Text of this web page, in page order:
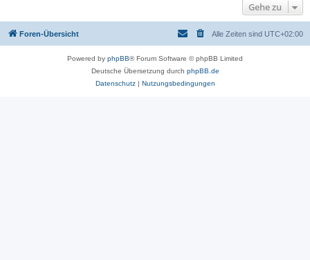
Gehe zu
Foren-Übersicht Alle Zeiten sind UTC+02:00
Powered by phpBB® Forum Software © phpBB Limited
Deutsche Übersetzung durch phpBB.de
Datenschutz| Nutzungsbedingungen